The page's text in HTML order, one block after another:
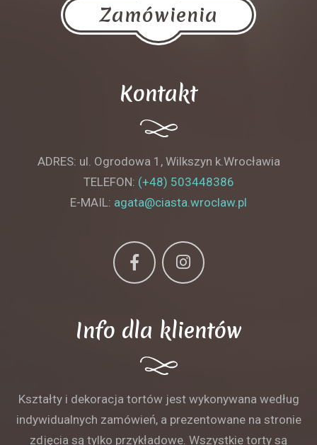
Zamówienia
Kontakt
ADRES: ul. Ogrodowa 1, Wilkszyn k.Wrocławia
TELEFON: (+48) 503448386
E-MAIL: agata@ciasta.wroclaw.pl
Info dla klientów
Kształty i dekoracja tortów jest wykonywana według
indywidualnych zamówień, a prezentowane na stronie
zdjęcia są tylko przykładowe. Wszystkie torty są